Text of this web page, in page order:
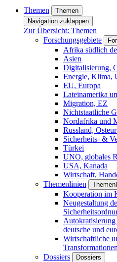
Themen
Themen
Navigation zuklappen
Zur Übersicht: Themen
Forschungsgebiete
Afrika südlich
Asien
Digitalisierung,
Energie, Klima,
EU, Europa
Lateinamerika
Migration, EZ
Nichtstaatliche
Nordafrika und
Russland,
Sicherheits- &
Türkei
UNO, globales
USA, Kanada
Wirtschaft,
Themenlinien
Kooperation im
Neugestaltung
deutsche und
Wirtschaftliche
Transformationen
Dossiers
Dossiers